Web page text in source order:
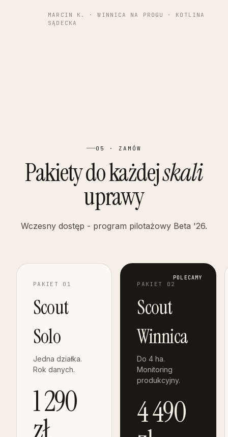
MARCIN K. · WINNICA NA PROGU · KOTLINA
SĄDECKA
05 · ZAMÓW
Pakiety do każdejskali
uprawy
Wczesny dostęp - program pilotażowy Beta '26.
PAKIET 0 1
Scout
Solo
Jedna działka.
Rok danych.
1 290
zł
POLECAMY
PAKIET 0 2
Scout
Winnica
Do 4 ha.
Monitoring
produkcyjny.
4 490